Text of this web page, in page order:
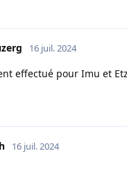
16 juil. 2024
effectué pour Imu et
16 juil. 2024